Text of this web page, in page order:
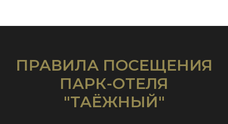
ПРАВИЛА ПОСЕЩЕНИЯ
ПАРК-ОТЕЛЯ
"ТАЁЖНЫЙ"